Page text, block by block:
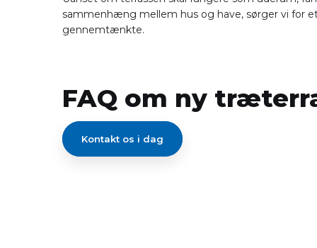
sammenhæng mellem hus og have, sørger vi for
gennemtænkte.
FAQ om ny
Kontakt os i dag